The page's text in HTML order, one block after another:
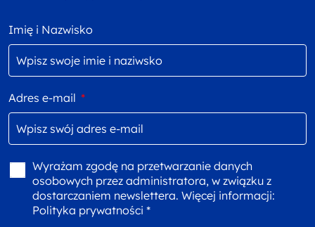
Imię i Nazwisko
Adres e-mail *
Wyrażam zgodę na przetwarzanie danych
osobowych przez administratora, w związku z
dostarczaniem newslettera. Więcej informacji:
Polityka prywatności *